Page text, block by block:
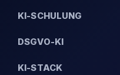
KI-SCHULUNG
DSGVO-KI
KI-STACK